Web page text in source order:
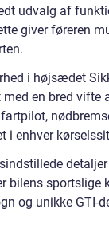
udvalg af
giver føreren
i højsædet
med en bred vifte
i enhver
bilens sportslige
og unikke GTI-